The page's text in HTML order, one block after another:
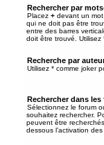
Rechercher par
Placez + devant un
qui ne doit pas être
entre des barres
doit être trouvé. Utilisez
Recherche par
Utilisez * comme joker
Rechercher dans les
Sélectionnez le forum
souhaitez rechercher.
peuvent être
dessous l’activation